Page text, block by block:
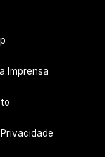
Imprensa